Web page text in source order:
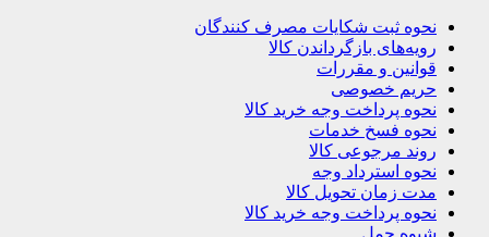
نحوه ثبت شکایات مصرف کنندگان
رویه‌های بازگرداندن کالا
قوانین و مقررات
حریم خصوصی
نحوه پرداخت وجه خرید کالا
نحوه فسخ خدمات
روند مرجوعی کالا
نحوه استرداد وجه
مدت زمان تحویل کالا
نحوه پرداخت وجه خرید کالا